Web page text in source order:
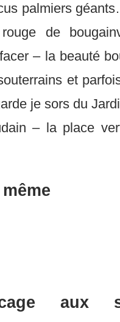
palmiers
de
– la beauté
et
je sors du
– la place
aux